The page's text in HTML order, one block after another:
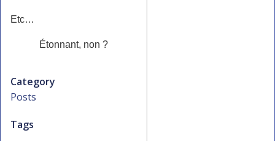
Etc…
Étonnant, non ?
Category
Posts
Tags